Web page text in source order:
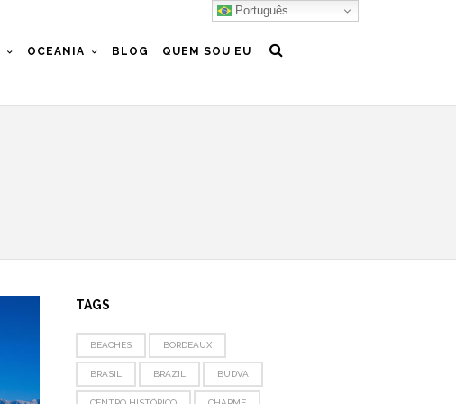
OCEANIA BLOG QUEM SOU EU
TAGS
BEACHES BORDEAUX
BRASIL BRAZIL BUDVA
Português